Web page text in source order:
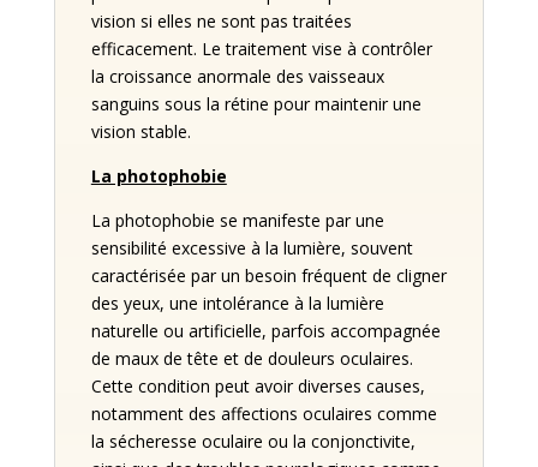
vision si elles ne sont pas traitées
efficacement. Le traitement vise à contrôler
la croissance anormale des vaisseaux
sanguins sous la rétine pour maintenir une
vision stable.
La photophobie
La photophobie se manifeste par une
sensibilité excessive à la lumière, souvent
caractérisée par un besoin fréquent de cligner
des yeux, une intolérance à la lumière
naturelle ou artificielle, parfois accompagnée
de maux de tête et de douleurs oculaires.
Cette condition peut avoir diverses causes,
notamment des affections oculaires comme
la sécheresse oculaire ou la conjonctivite,